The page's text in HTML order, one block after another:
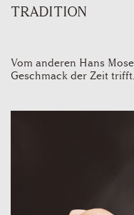
TRADITION
Vom anderen Hans
Geschmack der Zeit trifft.